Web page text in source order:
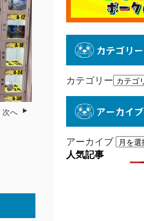
次へ
カテゴリー
カテゴリー
アーカイブ
アーカイブ
人気記事